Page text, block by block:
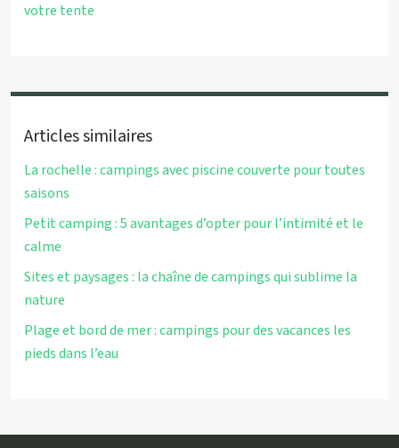
votre tente
Articles similaires
La rochelle : campings avec piscine couverte pour toutes
saisons
Petit camping : 5 avantages d’opter pour l’intimité et le
calme
Sites et paysages : la chaîne de campings qui sublime la
nature
Plage et bord de mer : campings pour des vacances les
pieds dans l’eau